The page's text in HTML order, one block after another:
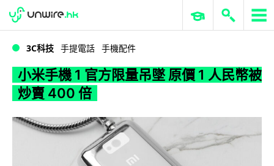
WWDC 2026 ERP 與商業 AI
3C科技 手提電話 手機配件
小米手機 1 官方限量吊墜 原價 1 人民幣被
炒賣 400 倍